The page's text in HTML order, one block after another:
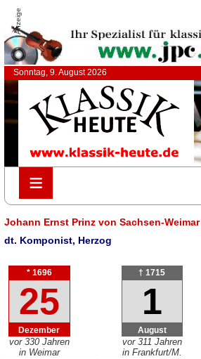
Anzeige
Sonntag, 9. August 2026
≡
≡
Johann Ernst Prinz von Sachsen-Weimar
dt. Komponist, Herzog
* 1696
25
Dezember
vor 330 Jahren
in Weimar
† 1715
1
August
vor 311 Jahren
in Frankfurt/M.